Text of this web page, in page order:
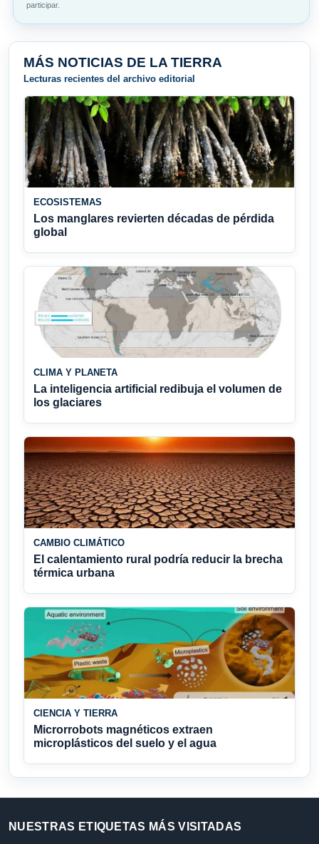
participar.
MÁS NOTICIAS DE LA TIERRA
Lecturas recientes del archivo editorial
ECOSISTEMAS
Los manglares revierten décadas de pérdida
global
CLIMA Y PLANETA
La inteligencia artificial redibuja el volumen de
los glaciares
CAMBIO CLIMÁTICO
El calentamiento rural podría reducir la brecha
térmica urbana
CIENCIA Y TIERRA
Microrrobots magnéticos extraen
microplásticos del suelo y el agua
NUESTRAS ETIQUETAS MÁS VISITADAS